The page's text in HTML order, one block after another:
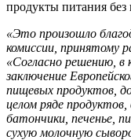
продукты питания без
«Это произошло
комиссии, принятому
«Согласно решению, в
заключение
пищевых продуктов,
целом ряде
батончики, печенье,
сухую молочную